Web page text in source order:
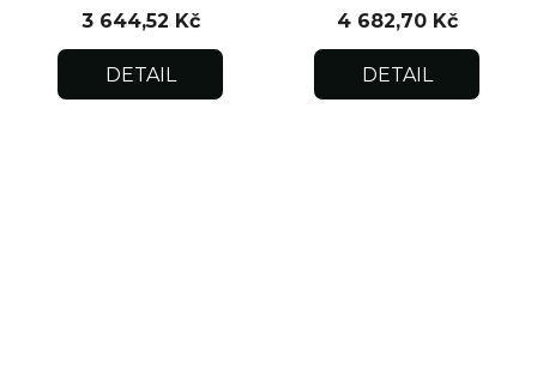
3 644,52 Kč
DETAIL
4 682,70 Kč
DETAIL